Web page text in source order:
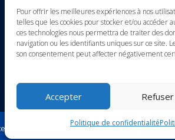
Pour offrir les meilleures expériences à nos
telles que les cookies pour stocker et/ou accéder
ces technologies nous permettra de traiter des
navigation ou les identifiants uniques sur ce site.
son consentement peut affecter négativement
Accepter Refuser
Politique de confidentialité
Instagram
Youtube
LinkedIn
et Marketing Internet WSI-Europe Internet